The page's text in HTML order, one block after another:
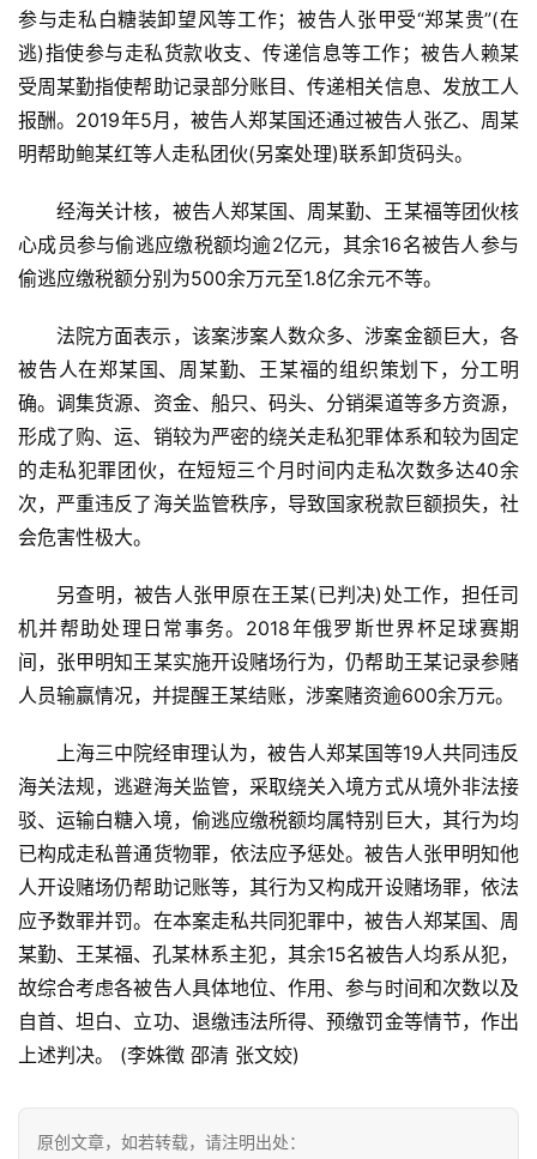
网
公
众
号
现
价
地
区
频
道
产
业
参与走私白糖装卸望风等工作；被告人张甲受“郑某贵”(在
逃)指使参与走私货款收支、传递信息等工作；被告人赖某
受周某勤指使帮助记录部分账目、传递相关信息、发放工人
报酬。2019年5月，被告人郑某国还通过被告人张乙、周某
明帮助鲍某红等人走私团伙(另案处理)联系卸货码头。
经海关计核，被告人郑某国、周某勤、王某福等团伙核
心成员参与偷逃应缴税额均逾2亿元，其余16名被告人参与
偷逃应缴税额分别为500余万元至1.8亿余元不等。
法院方面表示，该案涉案人数众多、涉案金额巨大，各
被告人在郑某国、周某勤、王某福的组织策划下，分工明
确。调集货源、资金、船只、码头、分销渠道等多方资源，
形成了购、运、销较为严密的绕关走私犯罪体系和较为固定
的走私犯罪团伙，在短短三个月时间内走私次数多达40余
次，严重违反了海关监管秩序，导致国家税款巨额损失，社
会危害性极大。
另查明，被告人张甲原在王某(已判决)处工作，担任司
机并帮助处理日常事务。2018年俄罗斯世界杯足球赛期
间，张甲明知王某实施开设赌场行为，仍帮助王某记录参赌
人员输赢情况，并提醒王某结账，涉案赌资逾600余万元。
上海三中院经审理认为，被告人郑某国等19人共同违反
海关法规，逃避海关监管，采取绕关入境方式从境外非法接
驳、运输白糖入境，偷逃应缴税额均属特别巨大，其行为均
已构成走私普通货物罪，依法应予惩处。被告人张甲明知他
人开设赌场仍帮助记账等，其行为又构成开设赌场罪，依法
应予数罪并罚。在本案走私共同犯罪中，被告人郑某国、周
某勤、王某福、孔某林系主犯，其余15名被告人均系从犯，
故综合考虑各被告人具体地位、作用、参与时间和次数以及
自首、坦白、立功、退缴违法所得、预缴罚金等情节，作出
上述判决。 (李姝徵 邵清 张文姣)
原创文章，如若转载，请注明出处：